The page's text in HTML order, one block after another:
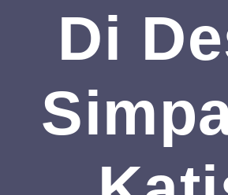
Di